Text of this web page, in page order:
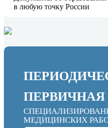
в любую точку России
ПЕРВИЧНАЯ
МЕДИЦИНСКИХ